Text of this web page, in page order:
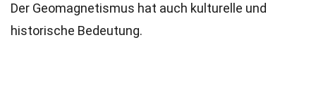
Der Geomagnetismus hat auch kulturelle und
historische Bedeutung.